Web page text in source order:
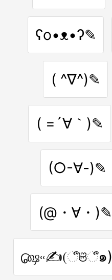
ʕo•ᴥ•ʔ✎
( ^∇^)✎
( =´∀｀)✎
(○-∀-)✎
(@・∀・)✎
௸˓˓✍(ீଞீ๑)